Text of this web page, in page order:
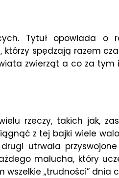
Tytuł opowiada o
którzy spędzają razem
zwierząt a co za tym
rzeczy, takich jak,
z tej bajki wiele
utrwala
malucha, który
wszelkie „trudności” dnia